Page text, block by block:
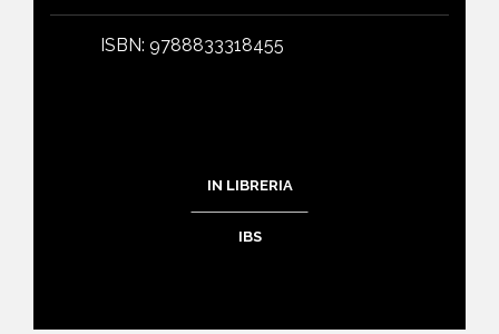
ISBN: 9788833318455
IN LIBRERIA
IBS